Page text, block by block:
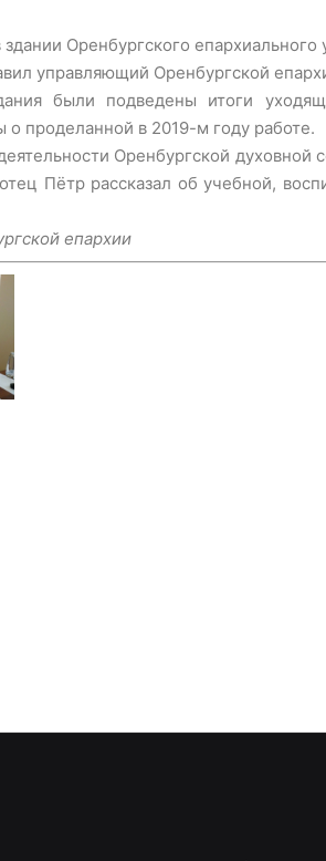
здании Оренбургского
управляющий Оренбургской
были подведены итоги
о проделанной в 2019-м году работе.
Оренбургской
Пётр рассказал об учебной,
епархии